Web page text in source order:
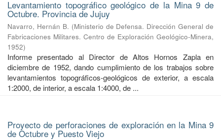
Levantamiento topográfico geológico de la Mina 9 de
Octubre. Provincia de Jujuy
Navarro, Hernán B. (Ministerio de Defensa. Dirección General de
Fabricaciones Militares. Centro de Exploración Geológico-Minera,
1952)
Informe presentado al Director de Altos Hornos Zapla en
diciembre de 1952, dando cumplimiento de los trabajos sobre
levantamientos topográficos-geológicos de exterior, a escala
1:2000, de interior, a escala 1:4000, de ...
Proyecto de perforaciones de exploración en la Mina 9
de Octubre y Puesto Viejo